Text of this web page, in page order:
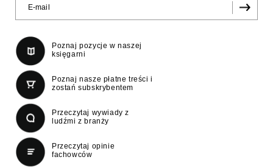
Poznaj pozycje w naszej
księgarni
Poznaj nasze płatne treści i
zostań subskrybentem
Przeczytaj wywiady z
ludźmi z branży
Przeczytaj opinie
fachowców